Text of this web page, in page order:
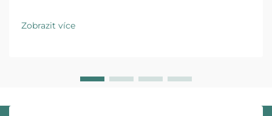
šperků představuje první fyzickou interakci mezi vaší
značkou a zákazníkem. Zážitek z rozbalení…
Zobrazit více